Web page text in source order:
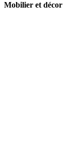
Mobilier et décor